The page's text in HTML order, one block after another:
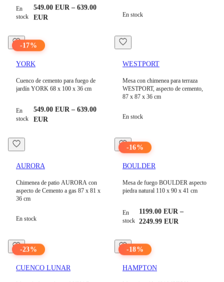
En
stock
549.00 EUR –639.00
EUR
En stock
-17%
YORK
Cuenco de cemento para fuego de
jardín YORK 68 x 100 x 36 cm
En
stock
549.00 EUR –639.00
EUR
WESTPORT
Mesa con chimenea para terraza
WESTPORT, aspecto de cemento,
87 x 87 x 36 cm
En stock
AURORA
Chimenea de patio AURORA con
aspecto de Cemento a gas 87 x 81 x
36 cm
En stock
-16%
BOULDER
Mesa de fuego BOULDER aspecto
piedra natural 110 x 90 x 41 cm
En
stock
1199.00 EUR–
2249.99 EUR
-23%
CUENCO LUNAR
-18%
HAMPTON